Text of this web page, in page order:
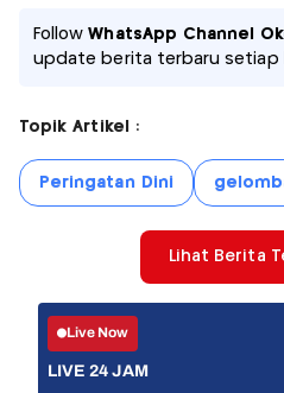
FollowWhatsApp Channel
update berita terbaru setiap
Topik Artikel :
Peringatan Dini
Lihat Berita
Live Now
LIVE 24 JAM